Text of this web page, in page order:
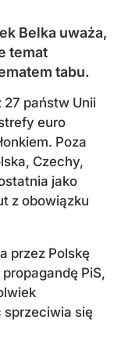
Belka uważa,
temat
tabu.
27 państw Unii
euro
Poza
Czechy,
jako
z obowiązku
przez Polskę
PiS,
sprzeciwia się